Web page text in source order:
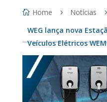
Home
Notícias
WEG lança nova
Veículos Elétricos